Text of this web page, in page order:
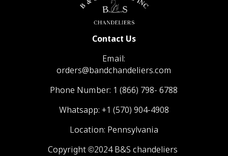
Contact Us
Email:
orders@bandchandeliers.com
Phone Number: 1 (866) 798- 6788
Whatsapp: +1 (570) 904-4908
Location: Pennsylvania
Copyright ©2024 B&S chandeliers